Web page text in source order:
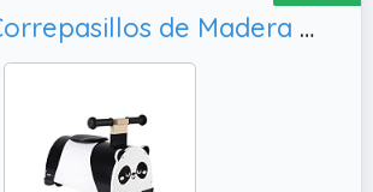
Janod - Correpasillos de Madera Panda - Multidireccional 360° - Desarrolla el Equilibrio - Incluye Caja de Almacenamiento - A Partir de 1 Año, J08052